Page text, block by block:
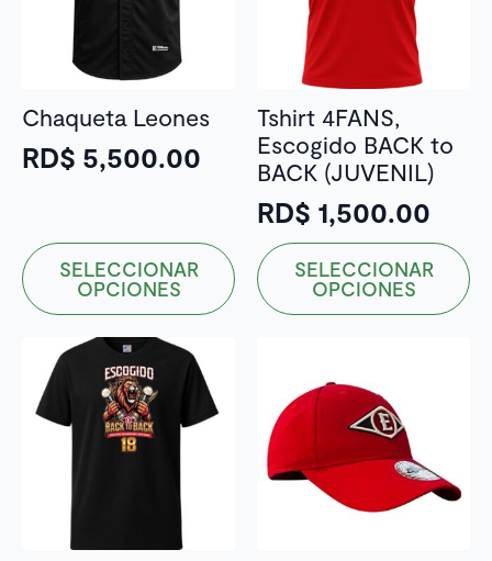
pueden
página
de
producto
pueden
página
de
producto
Chaqueta Leones
RD$ 5,500.00
SELECCIONAR
OPCIONES
Este
producto
tiene
múltiples
variantes.
Las
opciones
Tshirt 4FANS,
Escogido BACK to
BACK (JUVENIL)
RD$ 1,500.00
SELECCIONAR
OPCIONES
Este
producto
tiene
opciones
se
pueden